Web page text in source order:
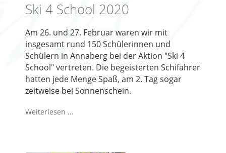
Ski 4 School 2020
Am 26. und 27. Februar waren wir mit
insgesamt rund 150 Schülerinnen und
Schülern in Annaberg bei der Aktion "Ski 4
School" vertreten. Die begeisterten Schifahrer
hatten jede Menge Spaß, am 2. Tag sogar
zeitweise bei Sonnenschein.
Weiterlesen …